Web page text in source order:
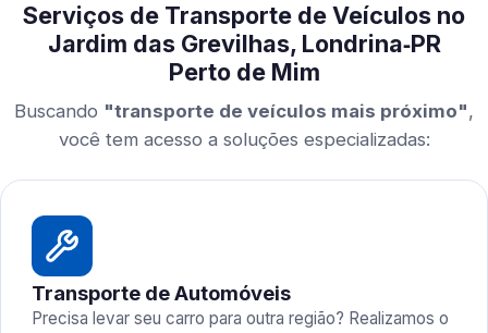
Serviços de Transporte de Veículos no
Jardim das Grevilhas, Londrina‑PR
Perto de Mim
Buscando "transporte de veículos mais próximo",
você tem acesso a soluções especializadas:
Transporte de Automóveis
Precisa levar seu carro para outra região? Realizamos o